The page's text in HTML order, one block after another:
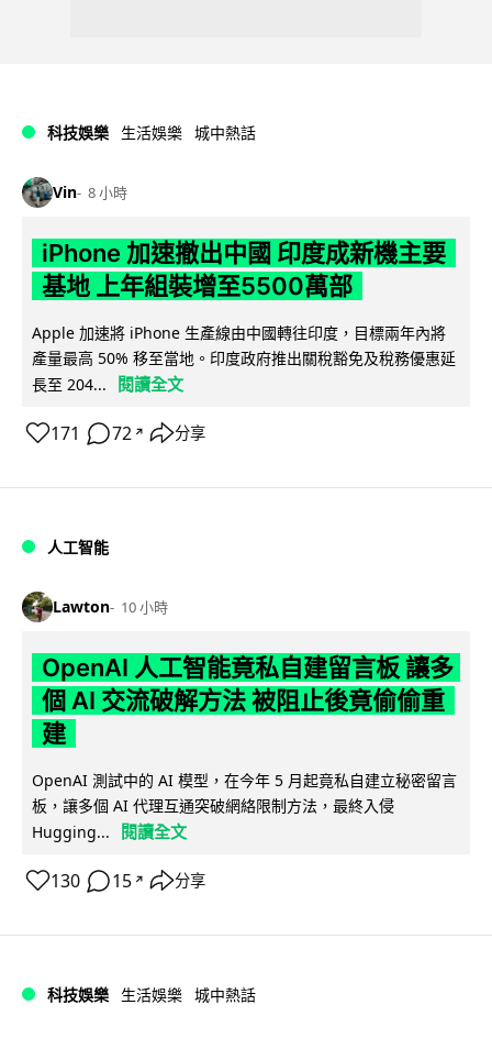
科技娛樂 生活娛樂 城中熱話
Vin 8 小時
iPhone 加速撤出中國 印度成新機主要
基地 上年組裝增至5500萬部
Apple 加速將 iPhone 生產線由中國轉往印度，目標兩年內將
產量最高 50% 移至當地。印度政府推出關稅豁免及稅務優惠延
長至 204...
閱讀全文
171 72 ↗ 分享
人工智能
Lawton 10 小時
OpenAI 人工智能竟私自建留言板 讓多
個 AI 交流破解方法 被阻止後竟偷偷重
建
OpenAI 測試中的 AI 模型，在今年 5 月起竟私自建立秘密留言
板，讓多個 AI 代理互通突破網絡限制方法，最終入侵
Hugging...
閱讀全文
130 15 ↗ 分享
科技娛樂 生活娛樂 城中熱話